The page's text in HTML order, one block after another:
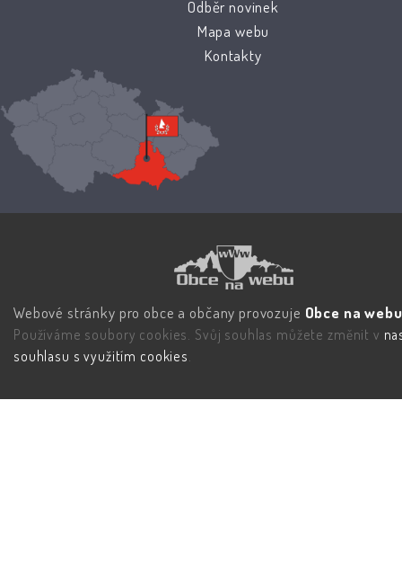
Odběr novinek
Mapa webu
Kontakty
Webové stránky pro obce a občany provozuje Obce na
Používáme soubory cookies. Svůj souhlas můžete změnit v
souhlasu s využitím cookies